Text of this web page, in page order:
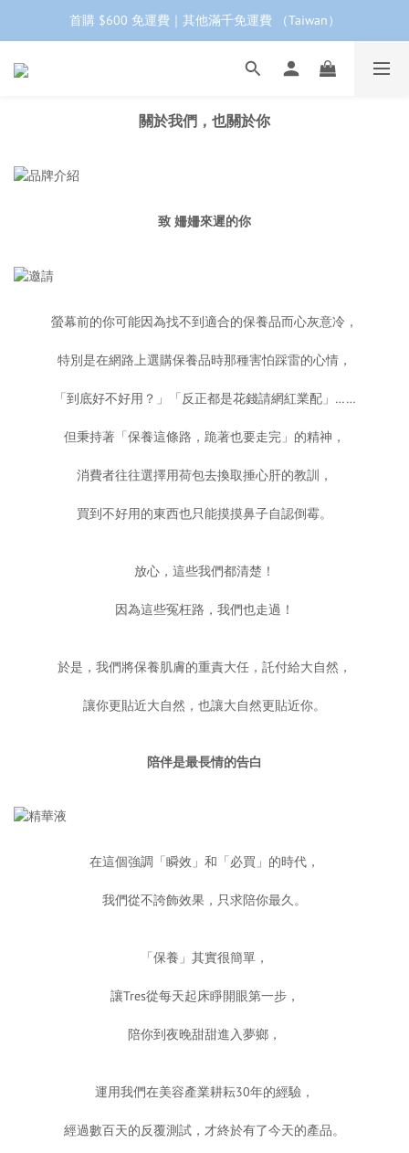
工作日下單 24小時內 快速出貨
首購 $600 免運費｜其他滿千免運費 （Taiwan）
首購會員95折再折$100｜加LINE領$68折價券 ➩
關於我們，也關於你
致 姍姍來遲的你
螢幕前的你可能因為找不到適合的保養品而心灰意冷，
特別是在網路上選購保養品時那種害怕踩雷的心情，
「到底好不好用？」「反正都是花錢請網紅業配」……
但秉持著「保養這條路，跪著也要走完」的精神，
消費者往往選擇用荷包去換取捶心肝的教訓，
買到不好用的東西也只能摸摸鼻子自認倒霉。
放心，這些我們都清楚！
因為這些冤枉路，我們也走過！
於是，我們將保養肌膚的重責大任，託付給大自然，
讓你更貼近大自然，也讓大自然更貼近你。
陪伴是最長情的告白
在這個強調「瞬效」和「必買」的時代，
我們從不誇飾效果，只求陪你最久。
「保養」其實很簡單，
讓Tres從每天起床睜開眼第一步，
陪你到夜晚甜甜進入夢鄉，
運用我們在美容產業耕耘30年的經驗，
經過數百天的反覆測試，才終於有了今天的產品。